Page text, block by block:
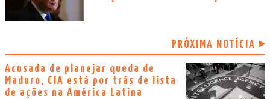
PRÓXIMA NOTÍCIA
Acusada de planejar queda de
Maduro, CIA está por trás de lista
de ações na América Latina